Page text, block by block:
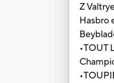
Z
Hasbro
•TOUT